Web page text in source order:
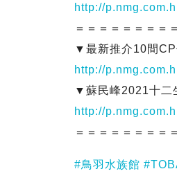
http://
＝＝＝＝＝＝＝＝
▼最新推介10間
http://
▼蘇民峰2021十二
http://
＝＝＝＝＝＝＝＝
#鳥羽水族館